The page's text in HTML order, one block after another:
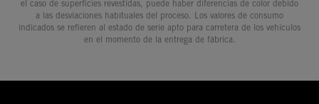
el caso de superficies revestidas, puede haber diferencias de color debido
a las desviaciones habituales del proceso. Los valores de consumo
indicados se refieren al estado de serie apto para carretera de los vehículos
en el momento de la entrega de fábrica.